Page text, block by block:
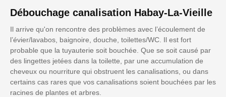
Débouchage canalisation Habay-La-Vieille
Il arrive qu'on rencontre des problèmes avec l’écoulement de
l’évier/lavabos, baignoire, douche, toilettes/WC. Il est fort
probable que la tuyauterie soit bouchée. Que se soit causé par
des lingettes jetées dans la toilette, par une accumulation de
cheveux ou nourriture qui obstruent les canalisations, ou dans
certains cas rares que vos canalisations soient bouchées par les
racines de plantes et arbres.